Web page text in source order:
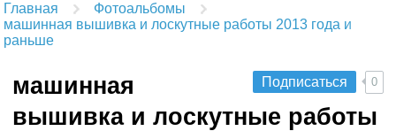
Главная
Фотоальбомы
машинная вышивка и лоскутные работы 2013 года и
раньше
Подписаться 0
машинная
вышивка и лоскутные работы